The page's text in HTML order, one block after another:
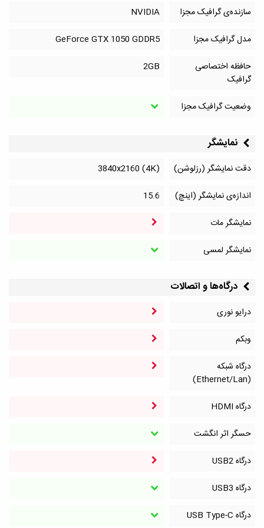
سازنده‌ی گرافیک مجزا
NVIDIA
مدل گرافیک مجزا
GeForce GTX 1050 GDDR5
حافظه اختصاصی
گرافیک
2GB
وضعیت گرافیک مجزا
نمایشگر
دقت نمایشگر (رزلوشن)
3840x2160 (4K)
اندازه‌ی نمایشگر (اینچ)
15.6
نمایشگر مات
نمایشگر لمسی
درگاه‌ها و اتصالات
درایو نوری
وبکم
درگاه شبکه
(Ethernet/Lan)
درگاه HDMI
حسگر اثر انگشت
درگاه‌ USB2
درگاه‌ USB3
درگاه‌ USB Type-C